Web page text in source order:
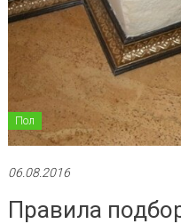
Пол
06.08.2016
Правила